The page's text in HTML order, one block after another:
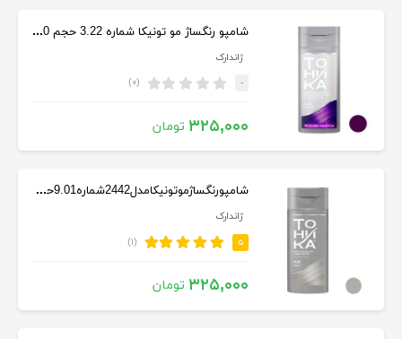
شامپو رنگساژ مو تونیکا شماره 3.22 حجم 150 میلی لیتر رنگ ارغوانی
ژاندارک
- (۰)
۳۲۵,۰۰۰ تومان
شامپورنگساژموتونیکامدل2442شماره9.01حجم150میلی رنگ بلوند دودی روشن
ژاندارک
۵ (۱)
۳۲۵,۰۰۰ تومان